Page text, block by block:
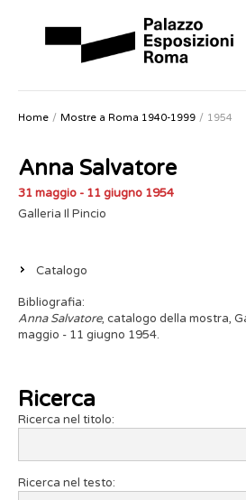
Home Mostre a Roma 1940-1999 1954
Anna Salvatore
31 maggio - 11 giugno 1954
Galleria Il Pincio
Catalogo
Bibliografia:
Anna Salvatore, catalogo della mostra,
maggio - 11 giugno 1954.
Ricerca
Ricerca nel titolo:
Ricerca nel testo: